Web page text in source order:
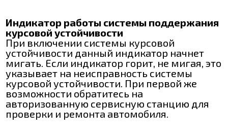
Индикатор работы системы поддержания
курсовой устойчивости
При включении системы курсовой
устойчивости данный индикатор начнет
мигать. Если индикатор горит, не мигая, это
указывает на неисправность системы
курсовой устойчивости. При первой же
возможности обратитесь на
авторизованную сервисную станцию для
проверки и ремонта автомобиля.